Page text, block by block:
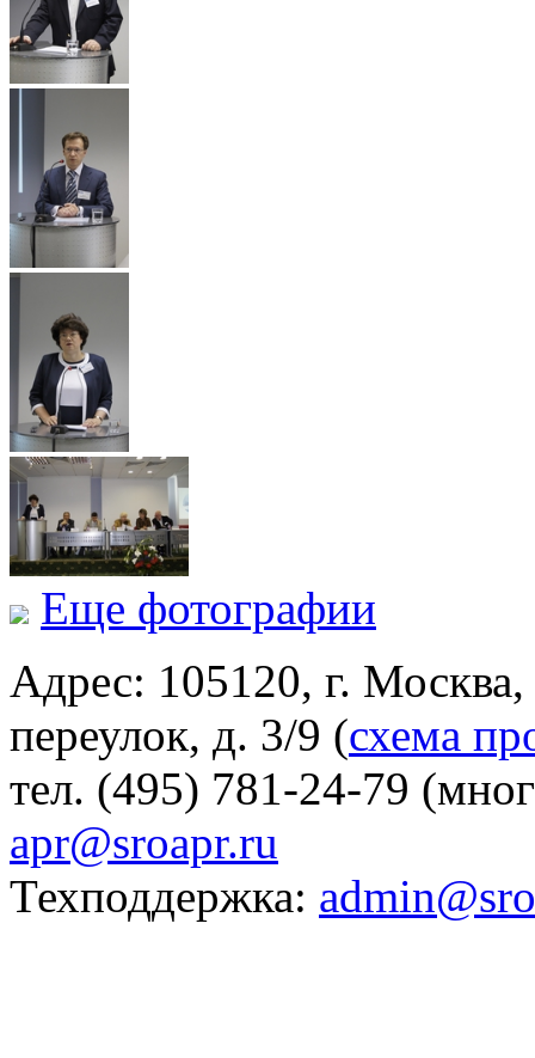
Еще фотографии
Адрес: 105120, г.
переулок, д. 3/9 (схема
тел. (495) 781-24-79
apr@sroapr.ru
Техподдержка: